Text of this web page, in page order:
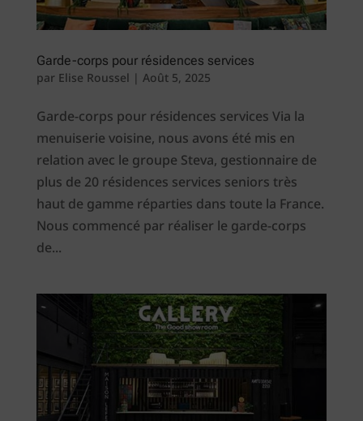
Garde-corps pour résidences services
par Elise Roussel | Août 5, 2025
Garde-corps pour résidences services Via la
menuiserie voisine, nous avons été mis en
relation avec le groupe Steva, gestionnaire de
plus de 20 résidences services seniors très
haut de gamme réparties dans toute la France.
Nous commencé par réaliser le garde-corps
de...